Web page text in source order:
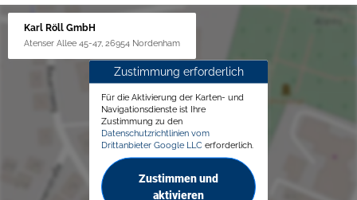
Karl Röll GmbH
Atenser Allee 45-47, 26954 Nordenham
Zustimmung erforderlich
Für die Aktivierung der Karten- und
Navigationsdienste ist Ihre
Zustimmung zu den
Datenschutzrichtlinien vom
Drittanbieter Google LLC erforderlich.
Zustimmen und
aktivieren